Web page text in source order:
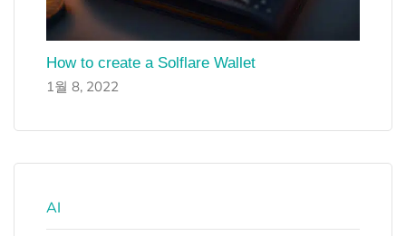
How to create a Solflare Wallet
1월 8, 2022
AI